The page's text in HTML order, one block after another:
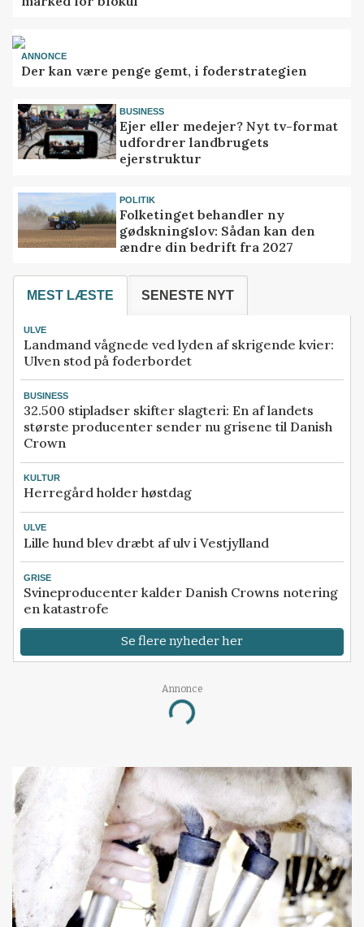
ANNONCE
Der kan være penge gemt, i foderstrategien
BUSINESS
Ejer eller medejer? Nyt tv-format
udfordrer landbrugets
ejerstruktur
POLITIK
Folketinget behandler ny
gødskningslov: Sådan kan den
ændre din bedrift fra 2027
MEST LÆSTE SENESTE NYT
ULVE
Landmand vågnede ved lyden af skrigende kvier:
Ulven stod på foderbordet
BUSINESS
32.500 stipladser skifter slagteri: En af landets
største producenter sender nu grisene til Danish
Crown
KULTUR
Herregård holder høstdag
ULVE
Lille hund blev dræbt af ulv i Vestjylland
GRISE
Svineproducenter kalder Danish Crowns notering
en katastrofe
Se flere nyheder her
Annonce
Loading...